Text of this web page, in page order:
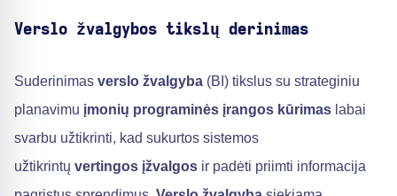
Verslo žvalgybos tikslų derinimas
Suderinimas verslo žvalgyba (BI) tikslus su strateginiu
planavimu įmonių programinės įrangos kūrimas labai
svarbu užtikrinti, kad sukurtos sistemos
užtikrintų vertingos įžvalgos ir padėti priimti informacija